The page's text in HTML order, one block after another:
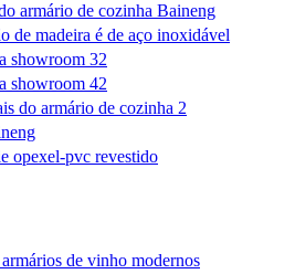
armário de cozinha Baineng
de madeira é de aço inoxidável
showroom 32
showroom 42
do armário de cozinha 2
opexel-pvc revestido
de vinho modernos